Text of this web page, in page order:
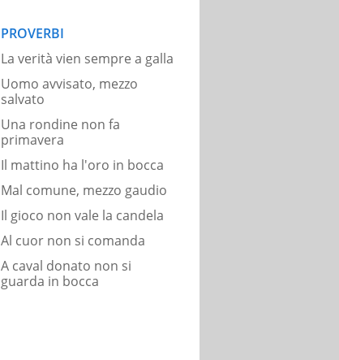
PROVERBI
La verità vien sempre a galla
Uomo avvisato, mezzo
salvato
Una rondine non fa
primavera
Il mattino ha l'oro in bocca
Mal comune, mezzo gaudio
Il gioco non vale la candela
Al cuor non si comanda
A caval donato non si
guarda in bocca